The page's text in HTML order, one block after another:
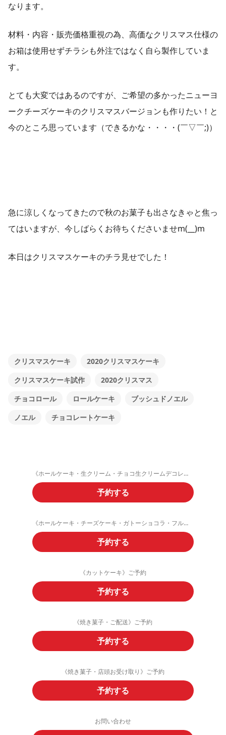
なります。
材料・内容・販売価格重視の為、高価なクリスマス仕様の
お箱は使用せずチラシも外注ではなく自ら製作していま
す。
とても大変ではあるのですが、ご希望の多かったニューヨ
ークチーズケーキのクリスマスバージョンも作りたい！と
今のところ思っています（できるかな・・・・(￣▽￣;)）
急に涼しくなってきたので秋のお菓子も出さなきゃと焦っ
てはいますが、今しばらくお待ちくださいませm(__)m
本日はクリスマスケーキのチラ見せでした！
クリスマスケーキ
2020クリスマスケーキ
クリスマスケーキ試作
2020クリスマス
チョコロール
ロールケーキ
ブッシュドノエル
ノエル
チョコレートケーキ
《ホールケーキ・生クリーム・チョコ生クリームデコレーション》ご予約フォーム
予約する
《ホールケーキ・チーズケーキ・ガトーショコラ・フルーツタルト》ご予約
予約する
《カットケーキ》ご予約
予約する
《焼き菓子・ご配送》ご予約
予約する
《焼き菓子・店頭お受け取り》ご予約
予約する
お問い合わせ